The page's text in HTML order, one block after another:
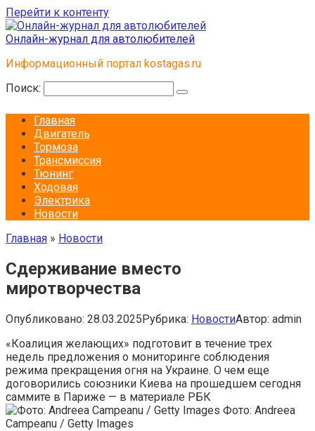
Перейти к контенту
Онлайн-журнал для автолюбителей
Информационный портал kostagas.ru
Поиск:
Главная
Двигатель
Тормоза
Трансмиссия
Тюнинг
Ходовая
Электрика
Новости
Главная » Новости
Сдерживание вместо
миротворчества
Опубликовано: 28.03.2025Рубрика: НовостиАвтор: admin
«Коалиция желающих» подготовит в течение трех
недель предложения о мониторинге соблюдения
режима прекращения огня на Украине. О чем еще
договорились союзники Киева на прошедшем сегодня
саммите в Париже — в материале РБК
Фото: Andreea
Campeanu / Getty Images